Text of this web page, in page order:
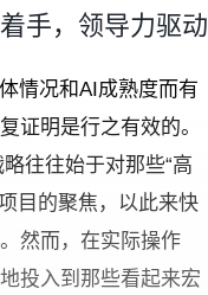
手，领导力驱动
情况和AI成熟度而有
证明是行之有效的。
往往始于对那些“高
目的聚焦，以此来快
然而，在实际操作
投入到那些看起来宏